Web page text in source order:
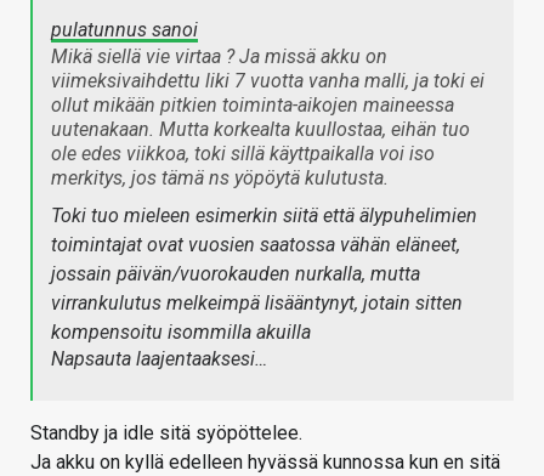
pulatunnus sanoi
Mikä siellä vie virtaa ? Ja missä akku on
viimeksivaihdettu liki 7 vuotta vanha malli, ja toki ei
ollut mikään pitkien toiminta-aikojen maineessa
uutenakaan. Mutta korkealta kuullostaa, eihän tuo
ole edes viikkoa, toki sillä käyttpaikalla voi iso
merkitys, jos tämä ns yöpöytä kulutusta.
Toki tuo mieleen esimerkin siitä että älypuhelimien
toimintajat ovat vuosien saatossa vähän eläneet,
jossain päivän/vuorokauden nurkalla, mutta
virrankulutus melkeimpä lisääntynyt, jotain sitten
kompensoitu isommilla akuilla
Napsauta laajentaaksesi…
Standby ja idle sitä syöpöttelee.
Ja akku on kyllä edelleen hyvässä kunnossa kun en sitä